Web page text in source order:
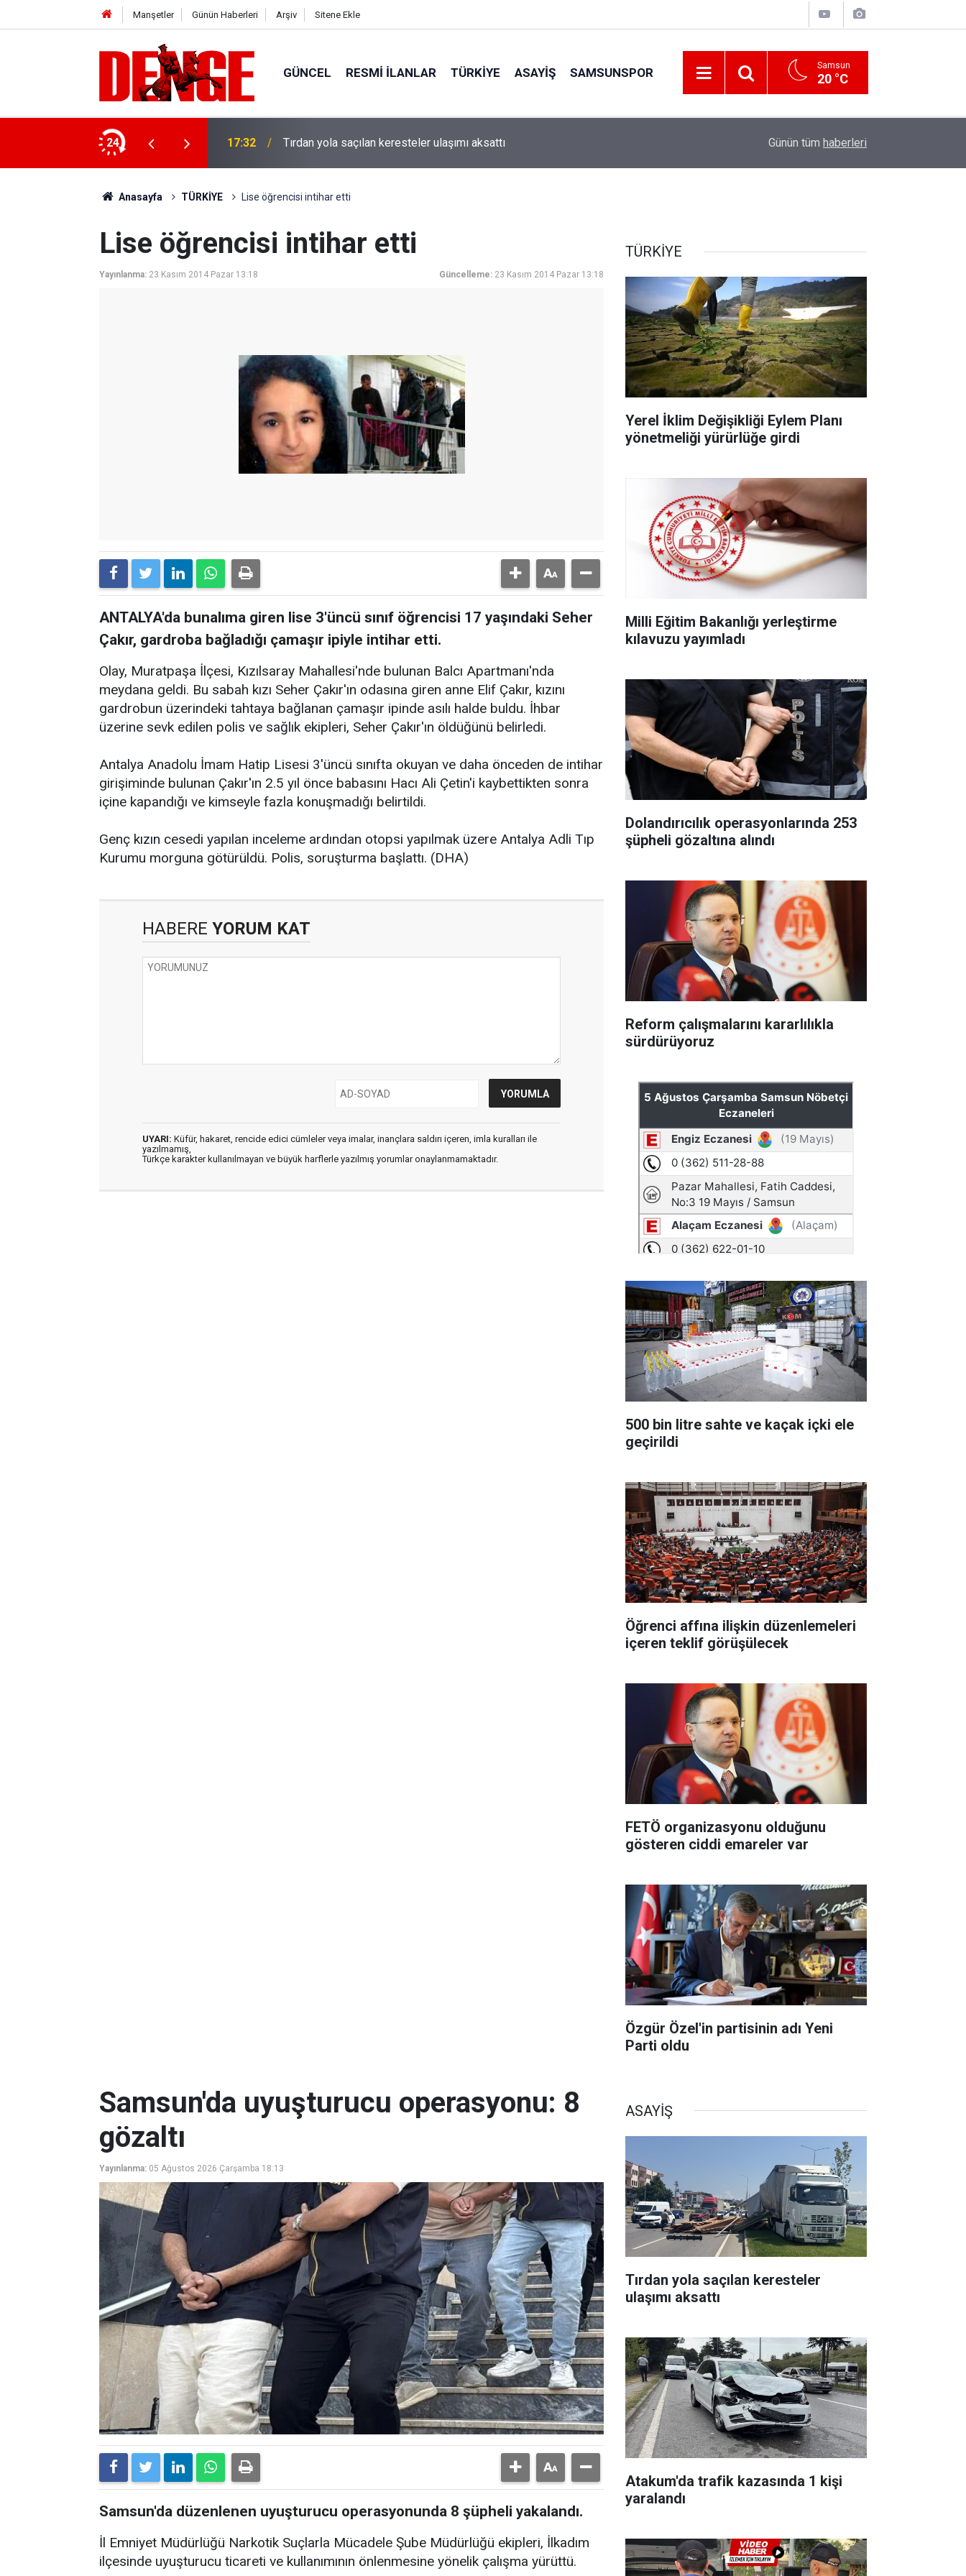
Manşetler Günün Haberleri Arşiv Sitene Ekle
GÜNCEL RESMI İLANLAR TÜRKİYE ASAYİŞ SAMSUNSPOR Samsun
20 °C
24 17:32 Tırdan yola saçılan keresteler ulaşımı aksattı Samsun'da fındık hasat ve ihraç tarihleri
Günün tüm haberleri
Anasayfa TÜRKİYE Lise öğrencisi intihar etti
Lise öğrencisi intihar etti
Yayınlanma: 23 Kasım 2014 Pazar 13:18 Güncelleme: 23 Kasım 2014 Pazar 13:18
ANTALYA'da bunalıma giren lise 3'üncü sınıf öğrencisi 17 yaşındaki Seher
Çakır, gardroba bağladığı çamaşır ipiyle intihar etti.
Olay, Muratpaşa İlçesi, Kızılsaray Mahallesi'nde bulunan Balcı Apartmanı'nda
meydana geldi. Bu sabah kızı Seher Çakır'ın odasına giren anne Elif Çakır, kızını
gardrobun üzerindeki tahtaya bağlanan çamaşır ipinde asılı halde buldu. İhbar
üzerine sevk edilen polis ve sağlık ekipleri, Seher Çakır'ın öldüğünü belirledi.
Antalya Anadolu İmam Hatip Lisesi 3'üncü sınıfta okuyan ve daha önceden de intihar
girişiminde bulunan Çakır'ın 2.5 yıl önce babasını Hacı Ali Çetin'i kaybettikten sonra
içine kapandığı ve kimseyle fazla konuşmadığı belirtildi.
Genç kızın cesedi yapılan inceleme ardından otopsi yapılmak üzere Antalya Adli Tıp
Kurumu morguna götürüldü. Polis, soruşturma başlattı. (DHA)
HABERE YORUM KAT
UYARI: Küfür, hakaret, rencide edici cümleler veya imalar, inançlara saldırı içeren, imla kuralları ile
yazılmamış,
Türkçe karakter kullanılmayan ve büyük harflerle yazılmış yorumlar onaylanmamaktadır.
TÜRKİYE
Yerel İklim Değişikliği Eylem Planı
yönetmeliği yürürlüğe girdi
Milli Eğitim Bakanlığı yerleştirme
kılavuzu yayımladı
Dolandırıcılık operasyonlarında 253
şüpheli gözaltına alındı
Reform çalışmalarını kararlılıkla
sürdürüyoruz
500 bin litre sahte ve kaçak içki ele
geçirildi
Öğrenci affına ilişkin düzenlemeleri
içeren teklif görüşülecek
FETÖ organizasyonu olduğunu
gösteren ciddi emareler var
Özgür Özel'in partisinin adı Yeni
Parti oldu
Samsun'da uyuşturucu operasyonu: 8
gözaltı
Yayınlanma: 05 Ağustos 2026 Çarşamba 18:13
Samsun'da düzenlenen uyuşturucu operasyonunda 8 şüpheli yakalandı.
İl Emniyet Müdürlüğü Narkotik Suçlarla Mücadele Şube Müdürlüğü ekipleri, İlkadım
ilçesinde uyuşturucu ticareti ve kullanımının önlenmesine yönelik çalışma yürüttü.
ASAYİŞ
Tırdan yola saçılan keresteler
ulaşımı aksattı
Atakum'da trafik kazasında 1 kişi
yaralandı